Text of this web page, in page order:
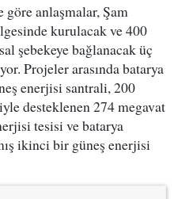
göre anlaşmalar, Şam
kurulacak ve 400
şebekeye bağlanacak üç
Projeler arasında batarya
enerjisi santrali, 200
desteklenen 274 megavat
tesisi ve batarya
ikinci bir güneş enerjisi